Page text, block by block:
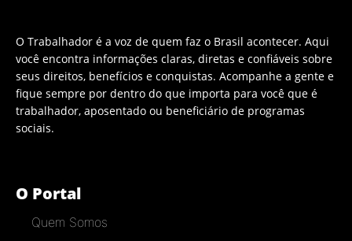
O Trabalhador é a voz de quem faz o Brasil acontecer. Aqui
você encontra informações claras, diretas e confiáveis sobre
seus direitos, benefícios e conquistas. Acompanhe a gente e
fique sempre por dentro do que importa para você que é
trabalhador, aposentado ou beneficiário de programas
sociais.
O Portal
Quem Somos